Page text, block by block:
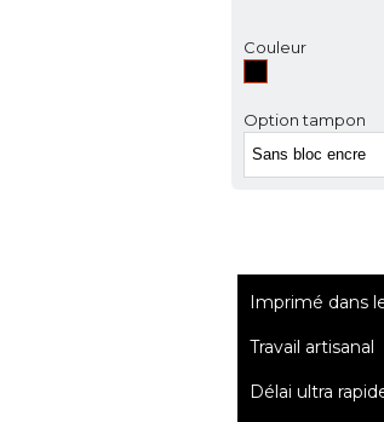
Couleur
Option tampon
Imprimé dans
Travail artisanal
Délai ultra